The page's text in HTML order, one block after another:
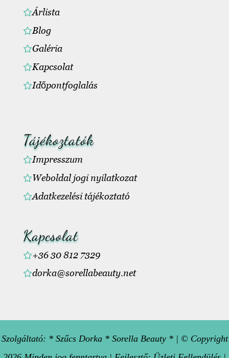
Árlista
Blog
Galéria
Kapcsolat
Időpontfoglalás
Tájékoztatók
Impresszum
Weboldal jogi nyilatkozat
Adatkezelési tájékoztató
Kapcsolat
+36 30 812 7329
dorka@sorellabeauty.net
Szolgáltató: * Szűcs Dorka * Sorella Beauty *| © Copyright